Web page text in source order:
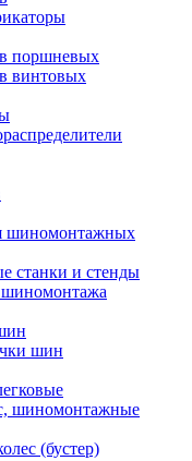
поршневых
винтовых
шиномонтажных
станки и стенды
шиномонтажа
шин
шиномонтажные
(бустер)